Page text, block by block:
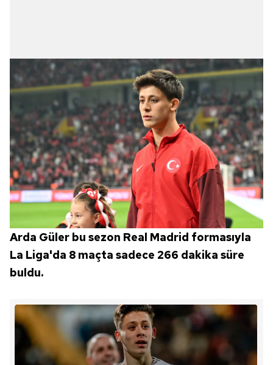
Arda Güler bu sezon Real Madrid formasıyla
La Liga'da 8 maçta sadece 266 dakika süre
buldu.